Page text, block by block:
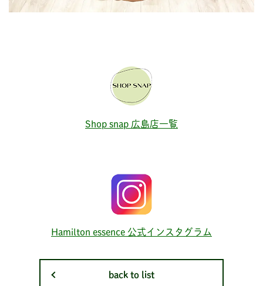
Shop snap 広島店一覧
Hamilton essence 公式インスタグラム
back to list